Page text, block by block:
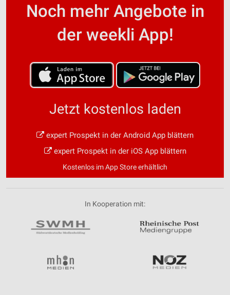
Noch mehr Angebote in
der weekli App!
Jetzt kostenlos laden
expert Prospekt in der Android App blättern
expert Prospekt in der iOS App blättern
Kostenlos im App Store erhältlich
In Kooperation mit: